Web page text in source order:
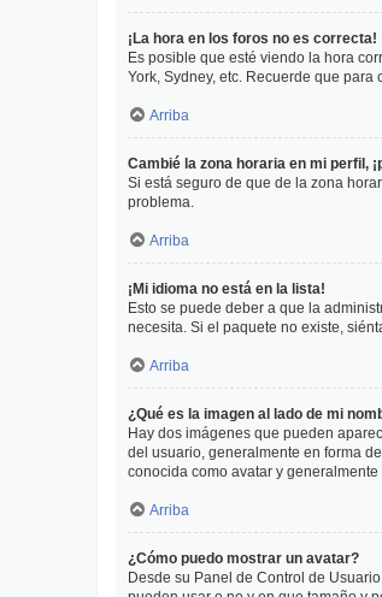
¡La hora en los foros no es correcta!
Es posible que esté viendo la hora
York, Sydney, etc. Recuerde que
Arriba
Cambié la zona horaria en mi perfil,
Si está seguro de que de la zona
problema.
Arriba
¡Mi idioma no está en la lista!
Esto se puede deber a que la
necesita. Si el paquete no existe,
Arriba
¿Qué es la imagen al lado de mi
Hay dos imágenes que pueden
del usuario, generalmente en forma
conocida como avatar y
Arriba
¿Cómo puedo mostrar un avatar?
Desde su Panel de Control de